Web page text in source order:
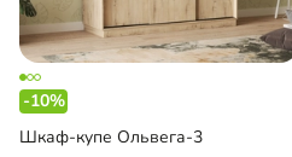
-10%
Шкаф-купе Ольвега-3